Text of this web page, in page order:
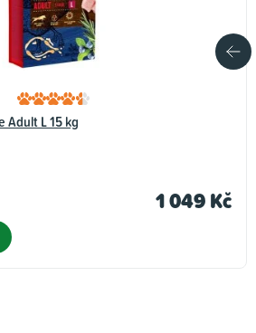
Adult L 15 kg
1 049 Kč